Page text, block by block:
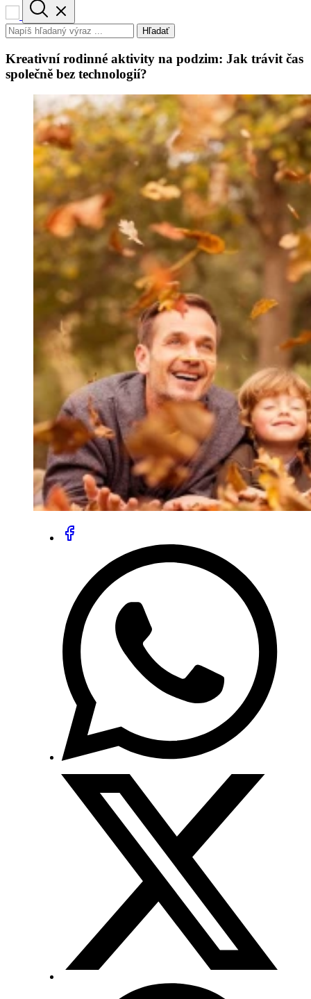
Hľadať
Kreativní rodinné aktivity na podzim: Jak trávit čas
společně bez technologií?